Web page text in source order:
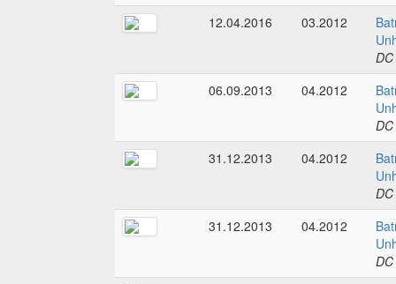
12.04.2016
03.2012
06.09.2013
04.2012
31.12.2013
04.2012
31.12.2013
04.2012